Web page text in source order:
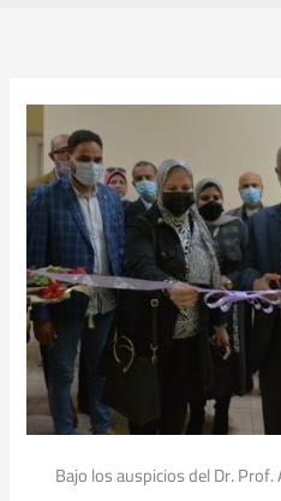
Bajo los auspicios del Dr.